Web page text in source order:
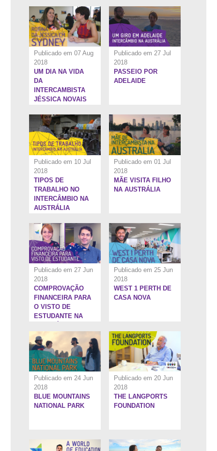
Publicado em 07 Aug
2018
UM DIA NA VIDA
DA
INTERCAMBISTA
JÉSSICA NOVAIS
Publicado em 27 Jul
2018
PASSEIO POR
ADELAIDE
Publicado em 10 Jul
2018
TIPOS DE
TRABALHO NO
INTERCÂMBIO NA
AUSTRÁLIA
Publicado em 01 Jul
2018
MÃE VISITA FILHO
NA AUSTRÁLIA
Publicado em 27 Jun
2018
10:31''
COMPROVAÇÃO
FINANCEIRA PARA
O VISTO DE
ESTUDANTE NA
Publicado em 25 Jun
2018
2:37''
WEST 1 PERTH DE
CASA NOVA
Publicado em 24 Jun
2018
13:11''
BLUE MOUNTAINS
NATIONAL PARK
Publicado em 20 Jun
2018
THE LANGPORTS
FOUNDATION
10:3''